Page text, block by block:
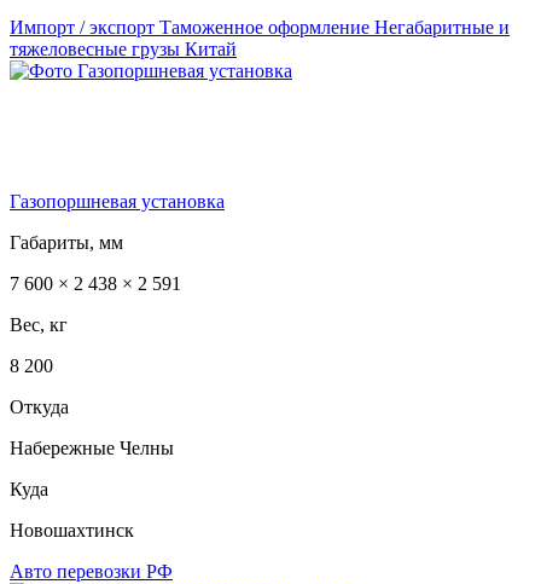
Импорт / экспорт Таможенное оформление Негабаритные и
тяжеловесные грузы Китай
Газопоршневая установка
Габариты, мм
7 600 × 2 438 × 2 591
Вес, кг
8 200
Откуда
Набережные Челны
Куда
Новошахтинск
Авто перевозки РФ